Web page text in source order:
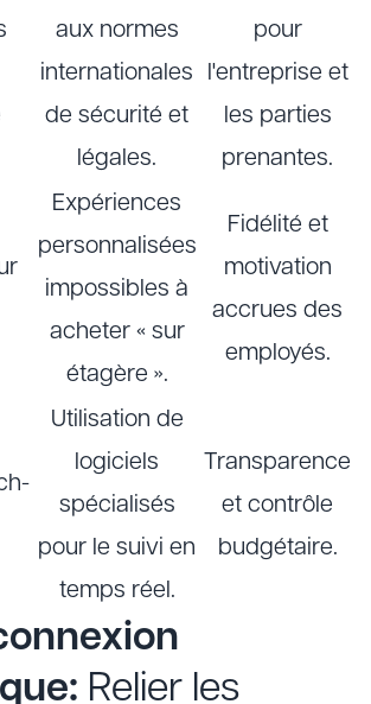
aux normes
internationales
de sécurité et
légales.
pour
l'entreprise et
les parties
prenantes.
Expériences
personnalisées
impossibles à
acheter « sur
étagère ».
Fidélité et
motivation
accrues des
employés.
Utilisation de
logiciels
spécialisés
pour le suivi en
temps réel.
Transparence
et contrôle
budgétaire.
Relier les